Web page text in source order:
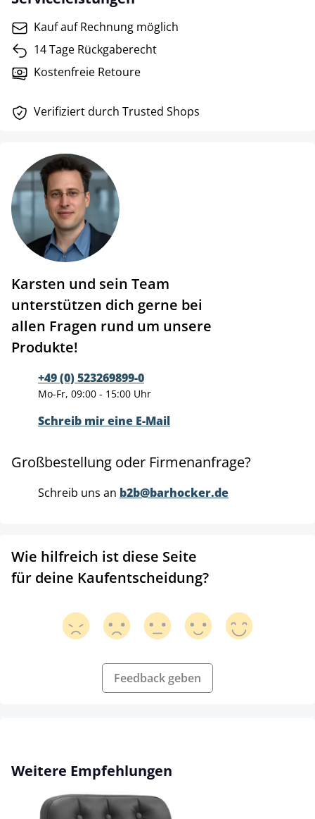
Kauf auf Rechnung möglich
14 Tage Rückgaberecht
Kostenfreie Retoure
Verifiziert durch Trusted Shops
Karsten und sein Team
unterstützen dich gerne bei
allen Fragen rund um unsere
Produkte!
+49 (0) 523269899-0
Mo-Fr, 09:00 - 15:00 Uhr
Schreib mir eine E-Mail
Großbestellung oder Firmenanfrage?
Schreib uns an b2b@barhocker.de
Wie hilfreich ist diese Seite
für deine Kaufentscheidung?
Feedback geben
Produktgalerie überspringen
Weitere Empfehlungen